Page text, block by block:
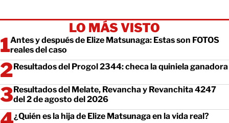
LO MÁS VISTO
Antes y después de Elize Matsunaga: Estas son FOTOS
reales del caso
Resultados del Progol 2344: checa la quiniela ganadora
Resultados del Melate, Revancha y Revanchita 4247
del 2 de agosto del 2026
¿Quién es la hija de Elize Matsunaga en la vida real?